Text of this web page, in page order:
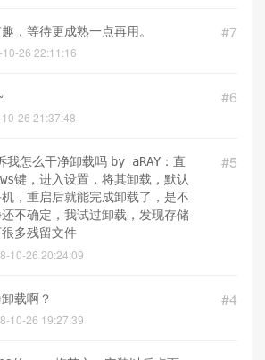
#7
，等待更成熟一点再用。
26 22:11:16
#6
26 21:37:48
#5
我怎么干净卸载吗 by aRAY：直
键，进入设置，将其卸载，默认
，重启后就能完成卸载了，是不
不确定，我试过卸载，发现存储
多残留文件
10-26 20:24:09
#4
载啊？
10-26 19:27:39